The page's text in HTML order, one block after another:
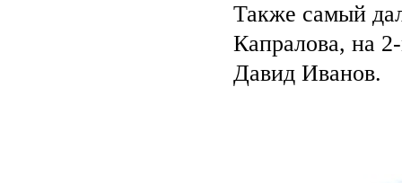
Также самый
Капралова, на
Давид Иванов.